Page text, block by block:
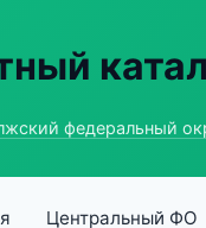
федеральный
Центральный ФО